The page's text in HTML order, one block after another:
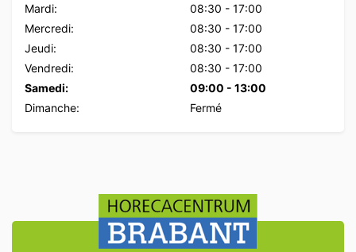
Mardi:
08:30 - 17:00
Mercredi:
08:30 - 17:00
Jeudi:
08:30 - 17:00
Vendredi:
08:30 - 17:00
Samedi:
09:00 - 13:00
Dimanche:
Fermé